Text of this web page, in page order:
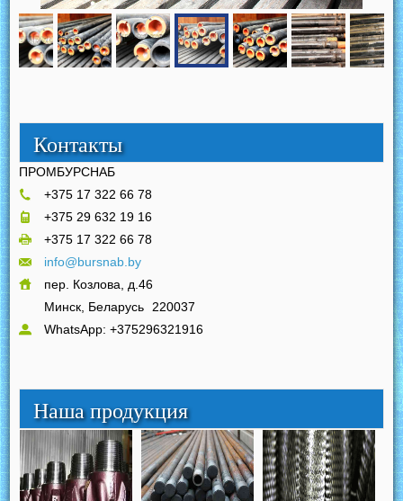
Контакты
ПРОМБУРСНАБ
+375 17 322 66 78
+375 29 632 19 16
+375 17 322 66 78
info@bursnab.by
пер. Козлова, д.46
Минск, Беларусь 220037
WhatsApp: +375296321916
Наша продукция